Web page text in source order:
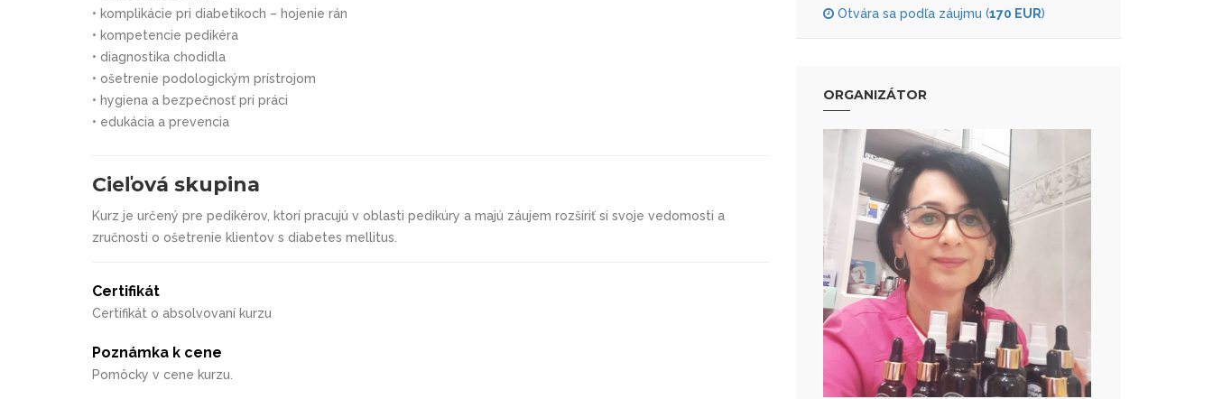
• komplikácie pri diabetikoch – hojenie rán
• kompetencie pedikéra
• diagnostika chodidla
• ošetrenie podologickým prístrojom
• hygiena a bezpečnosť pri práci
• edukácia a prevencia
Cieľová skupina
Kurz je určený pre pedikérov, ktorí pracujú v oblasti pedikúry a majú záujem rozšíriť si svoje vedomosti a
zručnosti o ošetrenie klientov s diabetes mellitus.
Certifikát
Certifikát o absolvovaní kurzu
Poznámka k cene
Pomôcky v cene kurzu.
Otvára sa podľa záujmu (170 EUR)
ORGANIZÁTOR